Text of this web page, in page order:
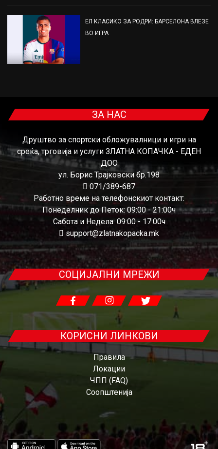
ЕЛ КЛАСИКО ЗА РОДРИ: БАРСЕЛОНА ВЛЕЗЕ
ВО ИГРА
ЗА НАС
Друштво за спортски обложувалници и игри на
среќа, трговија и услуги ЗЛАТНА КОПАЧКА - ЕДЕН
ДОО
ул. Борис Трајковски бр.198
071/389-687
Работно време на телефонскиот контакт:
Понеделник до Петок: 09:00 - 21:00ч
Сабота и Недела: 09:00 - 17:00ч
support@zlatnakopacka.mk
СОЦИЈАЛНИ МРЕЖИ
КОРИСНИ ЛИНКОВИ
Правила
Локации
ЧПП (FAQ)
Соопштенија